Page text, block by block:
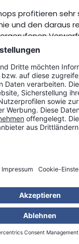
profitieren sehr
und den daraus
seinen Umsatz
April und
mehr als
im
Shop
gegenüber
dabei, von Betten
Loungemöbel bis
Grills,
draußen gefragt.
Stand-Up
noch
hat,
hohen
bei
wieder zu